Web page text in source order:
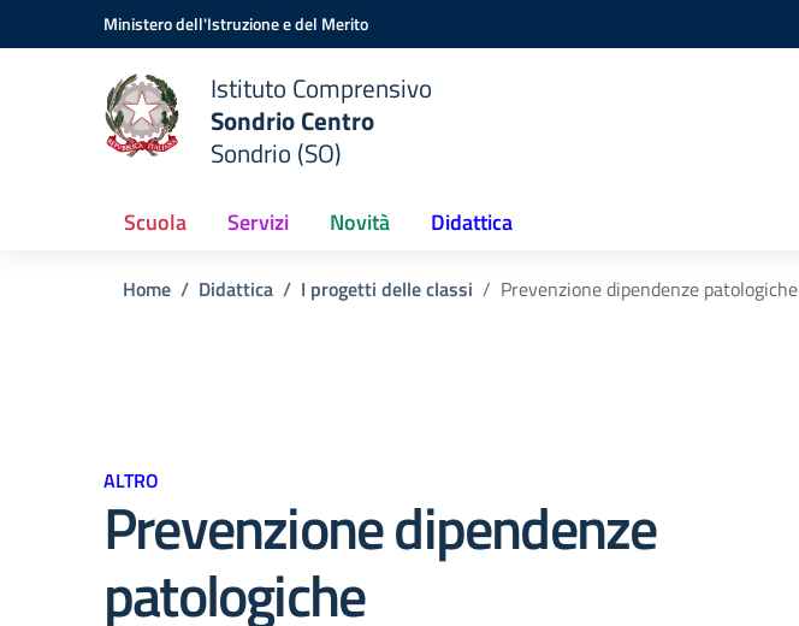
Vai ai contenuti
Vai al menu di navigazioneMinistero dell'Istruzione e del Merito
Istituto Comprensivo
Sondrio Centro
Sondrio (SO)
Scuola Servizi Novità Didattica
Home Didattica I progetti delle classi Prevenzione dipendenze patologiche
ALTRO
Prevenzione dipendenze
patologiche